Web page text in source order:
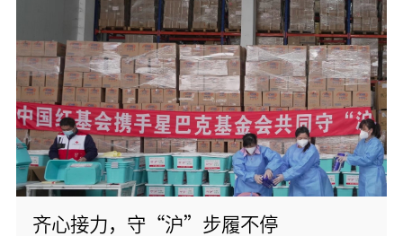
齐心接力，守“沪”步履不停